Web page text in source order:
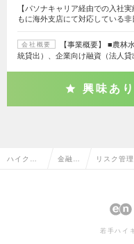
【パソナキャリア経由での入社
もに海外支店にて対応している
会社概要
【事業概要】 ■農林
統貸出）、企業向け融資（法人
興味あり
ハイクラ 金融系 リスク管理
若手ハイ